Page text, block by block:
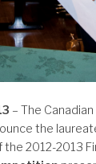
– The
the
2012-2013